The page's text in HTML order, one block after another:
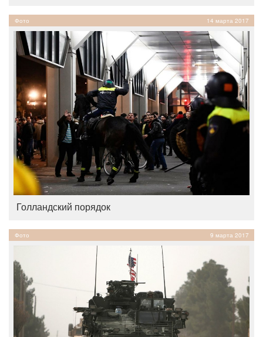
Фото 14 марта 2017
Голландский порядок
Фото 9 марта 2017